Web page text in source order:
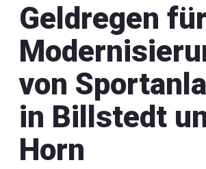
Geldregen
von
in Billstedt
Horn